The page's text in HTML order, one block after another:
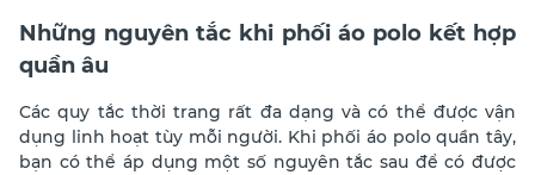
Những nguyên tắc khi phối áo polo kết hợp
quần âu
Các quy tắc thời trang rất đa dạng và có thể được vận
dụng linh hoạt tùy mỗi người. Khi phối áo polo quần tây,
bạn có thể áp dụng một số nguyên tắc sau để có được